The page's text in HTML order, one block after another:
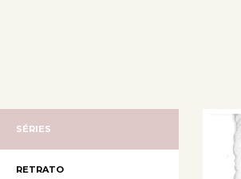
SÉRIES
RETRATO